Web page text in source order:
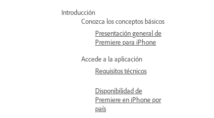
Introducción
Conozca los conceptos básicos
Presentación general de
Premiere para iPhone
Accede a la aplicación
Requisitos técnicos
Disponibilidad de
Premiere en iPhone por
país